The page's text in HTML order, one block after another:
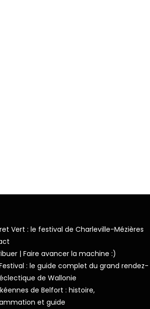
Vert : le festival de Charleville-Mézières
| Faire avancer la machine :)
: le guide complet du grand rendez-
de Wallonie
de Belfort : histoire,
et guide